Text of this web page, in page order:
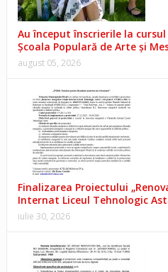
Au început înscrierile la
Școala Populară de Arte și
august 05, 2026
Finalizarea Proiectului
Internat Liceul Tehnologic
iulie 30, 2026